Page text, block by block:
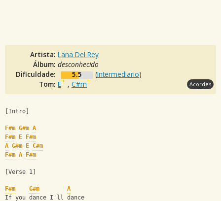
Artista: Lana Del Rey
Álbum: desconhecido
Dificuldade:
5.5 (Intermediario)
Tom: E , C#m Acordes
[Intro]
F#m G#m A
F#m
E
F#m
A G#m E C#m
F#m A F#m
[Verse 1]
F#m G#m
A
If you dance I'll dance